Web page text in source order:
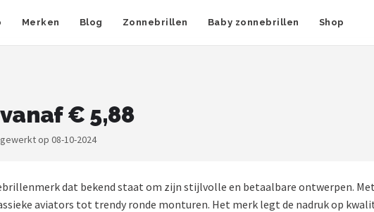
Merken Blog Zonnebrillen Baby zonnebrillen Shop
€ 5,88
op 08-10-2024
dat bekend staat om zijn stijlvolle en betaalbare ontwerpen.
aviators tot trendy ronde monturen. Het merk legt de nadruk op